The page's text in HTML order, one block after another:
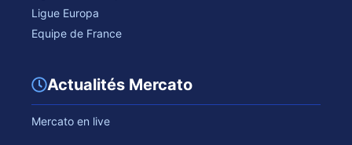
Ligue Europa
Equipe de France
Actualités Mercato
Mercato en live